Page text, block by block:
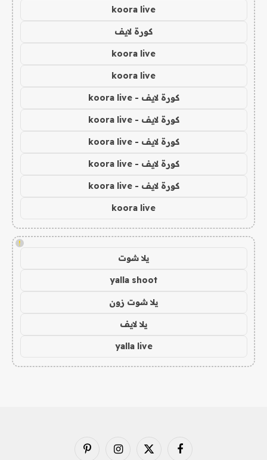
koora live
كورة لايف
koora live
koora live
كورة لايف - koora live
كورة لايف - koora live
كورة لايف - koora live
كورة لايف - koora live
كورة لايف - koora live
koora live
!
يلا شوت
yalla shoot
يلا شوت زون
يلا لايف
yalla live
فيسبوك X الانستغرامبينتيريست